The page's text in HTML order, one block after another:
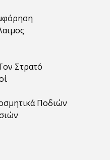
Στρατό
Ποδιών